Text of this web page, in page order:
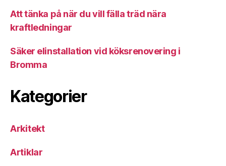
Att tänka på när du vill fälla träd nära
kraftledningar
Säker elinstallation vid köksrenovering i
Bromma
Kategorier
Arkitekt
Artiklar